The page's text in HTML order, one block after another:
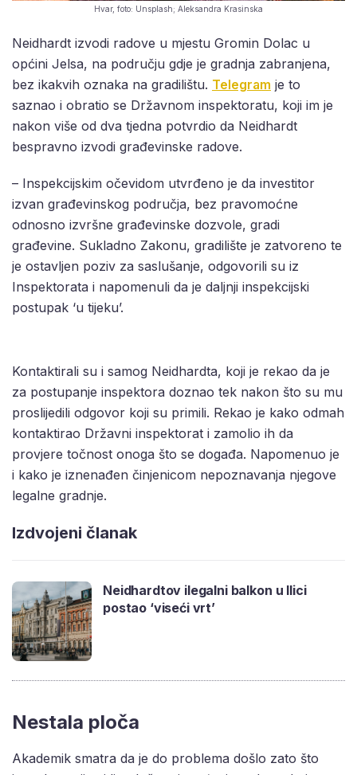
Hvar, foto: Unsplash; Aleksandra Krasinska
Neidhardt izvodi radove u mjestu Gromin Dolac u
općini Jelsa, na području gdje je gradnja zabranjena,
bez ikakvih oznaka na gradilištu. Telegram je to
saznao i obratio se Državnom inspektoratu, koji im je
nakon više od dva tjedna potvrdio da Neidhardt
bespravno izvodi građevinske radove.
– Inspekcijskim očevidom utvrđeno je da investitor
izvan građevinskog područja, bez pravomoćne
odnosno izvršne građevinske dozvole, gradi
građevine. Sukladno Zakonu, gradilište je zatvoreno te
je ostavljen poziv za saslušanje, odgovorili su iz
Inspektorata i napomenuli da je daljnji inspekcijski
postupak ‘u tijeku’.
Kontaktirali su i samog Neidhardta, koji je rekao da je
za postupanje inspektora doznao tek nakon što su mu
proslijedili odgovor koji su primili. Rekao je kako odmah
kontaktirao Državni inspektorat i zamolio ih da
provjere točnost onoga što se događa. Napomenuo je
i kako je iznenađen činjenicom nepoznavanja njegove
legalne gradnje.
Izdvojeni članak
Neidhardtov ilegalni balkon u Ilici
postao ‘viseći vrt’
Nestala ploča
Akademik smatra da je do problema došlo zato što